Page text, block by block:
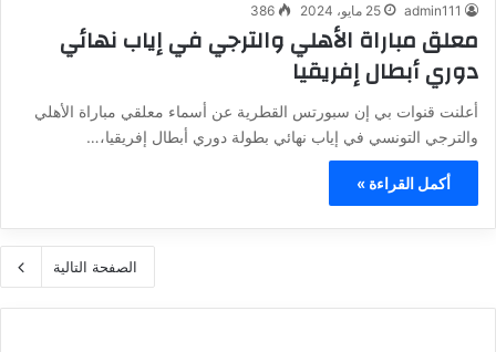
admin111 25 مايو، 2024 386
معلق مباراة الأهلي والترجي في إياب نهائي
دوري أبطال إفريقيا
أعلنت قنوات بي إن سبورتس القطرية عن أسماء معلقي مباراة الأهلي
والترجي التونسي في إياب نهائي بطولة دوري أبطال إفريقيا،…
أكمل القراءة »
الصفحة التالية